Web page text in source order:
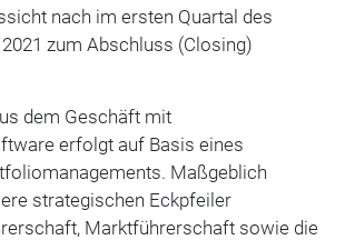
nach im ersten Quartal des
zum Abschluss (Closing)
dem Geschäft mit
erfolgt auf Basis eines
Maßgeblich
strategischen Eckpfeiler
Marktführerschaft sowie die